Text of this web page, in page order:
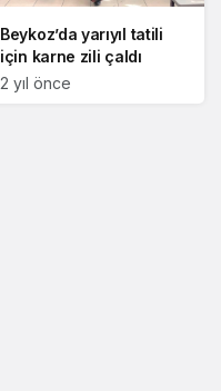
Beykoz’da yarıyıl tatili
için karne zili çaldı
2 yıl önce